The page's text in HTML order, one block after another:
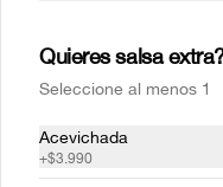
Zona de despacho
Términos y condiciones
Quieres salsa
Seleccione al menos 1
Acevichada
+$3.990